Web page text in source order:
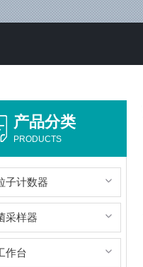
产品分类
PRODUCTS
子计数器
采样器
作台